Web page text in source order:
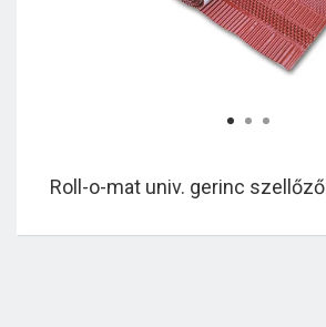
Roll-o-mat univ. gerinc szellőző